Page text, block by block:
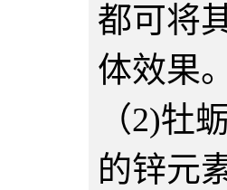
都可将
体效果。
（2)牡
的锌元